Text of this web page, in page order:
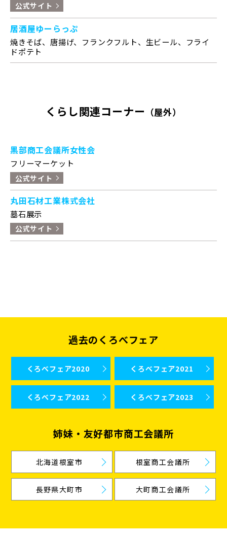
公式サイト
居酒屋ゆーらっぷ
焼きそば、唐揚げ、フランクフルト、生ビール、フライ
ドポテト
くらし関連コーナー （屋外）
黒部商工会議所女性会
フリーマーケット
公式サイト
丸田石材工業株式会社
墓石展示
公式サイト
過去のくろべフェア
くろべフェア2020 くろべフェア2021
くろべフェア2022 くろべフェア2023
姉妹・友好都市商工会議所
北海道根室市 根室商工会議所
長野県大町市 大町商工会議所